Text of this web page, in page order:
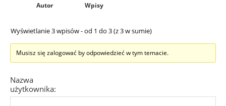
Autor Wpisy
Wyświetlanie 3 wpisów - od 1 do 3 (z 3 w sumie)
Musisz się zalogować by odpowiedzieć w tym temacie.
Nazwa
użytkownika: